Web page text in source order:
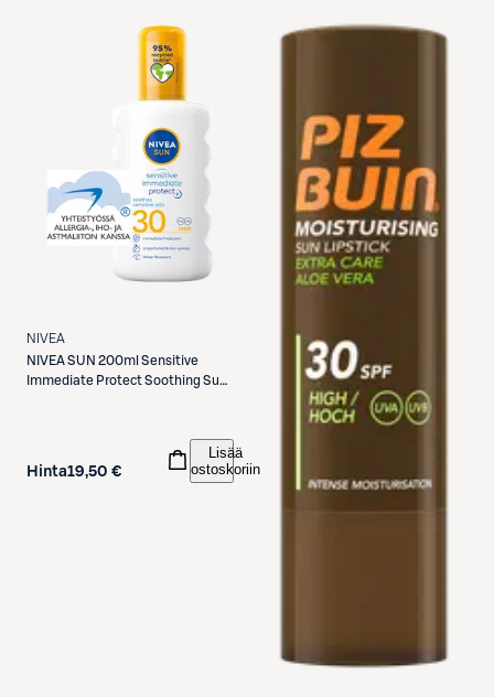
NIVEA
NIVEASUN 200ml Sensitive
Immediate Protect Soothing Sun
Hinta19,50 €
Lisää
ostoskoriin